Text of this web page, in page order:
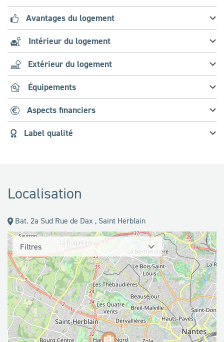
Avantages du logement
Intérieur du logement
Extérieur du logement
Équipements
Aspects financiers
Label qualité
Localisation
Bat. 2a Sud Rue de Dax , Saint Herblain
Filtres